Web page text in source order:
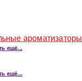
ароматизаторы
ещё...
ещё...